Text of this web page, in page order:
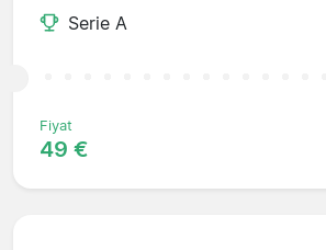
Serie A
Fiyat
49 €